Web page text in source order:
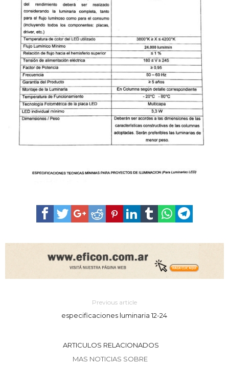
Previous article
especificaciones luminaria 12-24
ARTICULOS RELACIONADOS
MAS NOTICIAS SOBRE